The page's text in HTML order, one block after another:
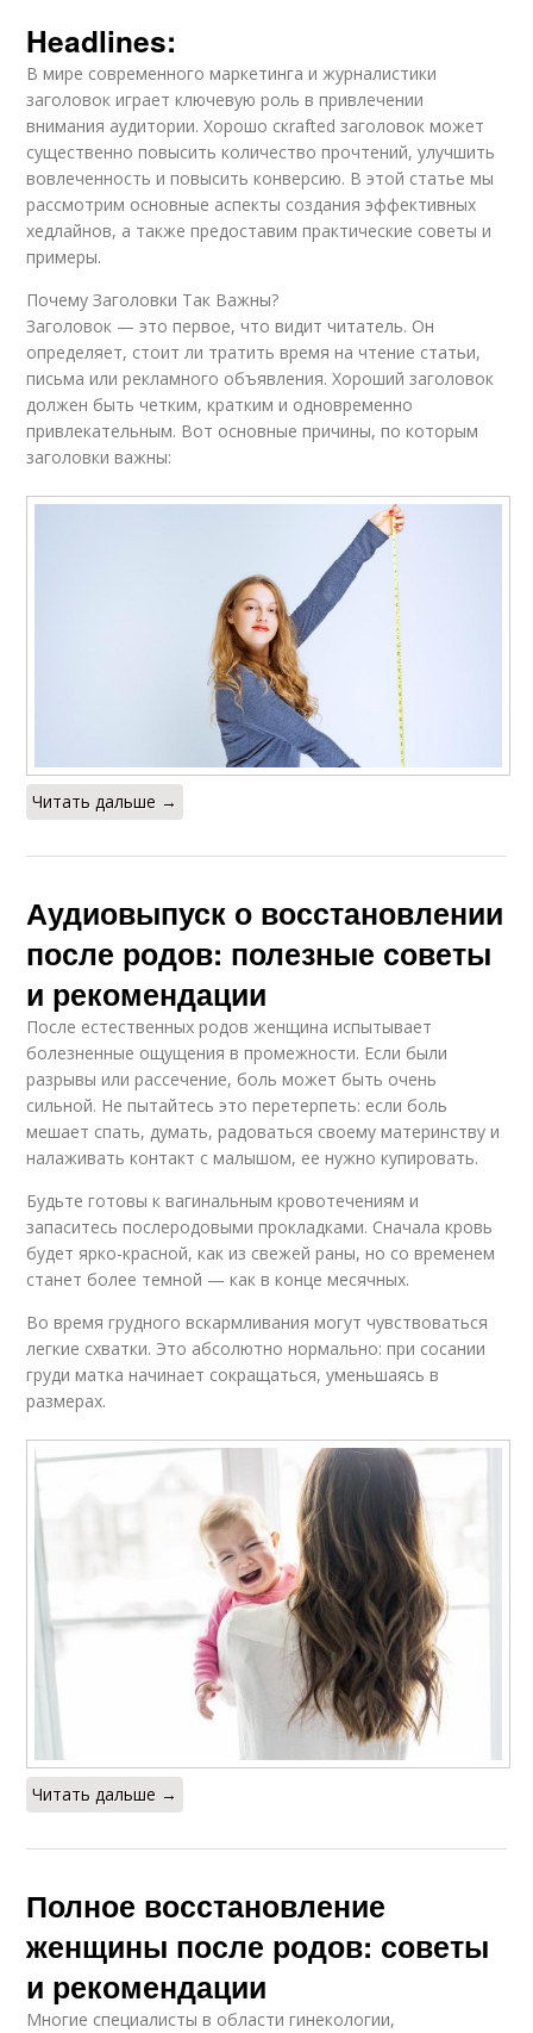
Headlines:
В мире современного маркетинга и журналистики
заголовок играет ключевую роль в привлечении
внимания аудитории. Хорошо скrafted заголовок может
существенно повысить количество прочтений, улучшить
вовлеченность и повысить конверсию. В этой статье мы
рассмотрим основные аспекты создания эффективных
хедлайнов, а также предоставим практические советы и
примеры.
Почему Заголовки Так Важны?
Заголовок — это первое, что видит читатель. Он
определяет, стоит ли тратить время на чтение статьи,
письма или рекламного объявления. Хороший заголовок
должен быть четким, кратким и одновременно
привлекательным. Вот основные причины, по которым
заголовки важны:
Читать дальше →
Аудиовыпуск о восстановлении
после родов: полезные советы
и рекомендации
После естественных родов женщина испытывает
болезненные ощущения в промежности. Если были
разрывы или рассечение, боль может быть очень
сильной. Не пытайтесь это перетерпеть: если боль
мешает спать, думать, радоваться своему материнству и
налаживать контакт с малышом, ее нужно купировать.
Будьте готовы к вагинальным кровотечениям и
запаситесь послеродовыми прокладками. Сначала кровь
будет ярко-красной, как из свежей раны, но со временем
станет более темной — как в конце месячных.
Во время грудного вскармливания могут чувствоваться
легкие схватки. Это абсолютно нормально: при сосании
груди матка начинает сокращаться, уменьшаясь в
размерах.
Читать дальше →
Полное восстановление
женщины после родов: советы
и рекомендации
Многие специалисты в области гинекологии,